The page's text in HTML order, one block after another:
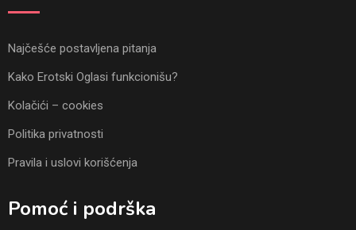
Najčešće postavljena pitanja
Kako Erotski Oglasi funkcionišu?
Kolačići – cookies
Politika privatnosti
Pravila i uslovi korišćenja
Pomoć i podrška